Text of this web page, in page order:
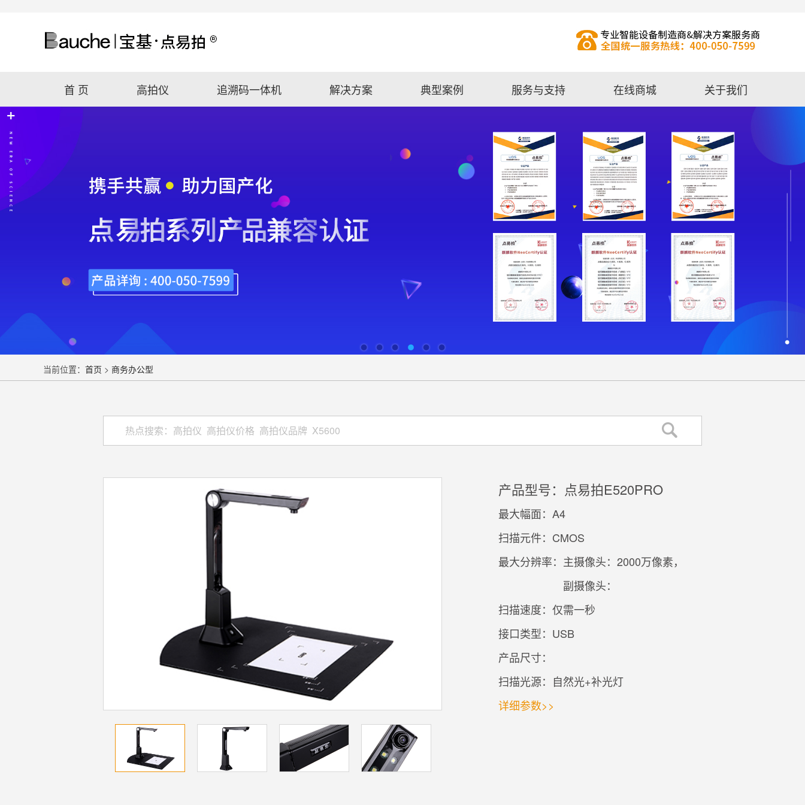
首 页 高拍仪 追溯码一体机 解决方案 典型案例 服务与支持 在线商城 关于我们
当前位置： 首页 > 商务办公型
产品型号：点易拍E520PRO
最大幅面：A4
扫描元件：CMOS
最大分辨率： 主摄像头：2000万像素，
副摄像头：
扫描速度：仅需一秒
接口类型：USB
产品尺寸：
扫描光源：自然光+补光灯
详细参数>>